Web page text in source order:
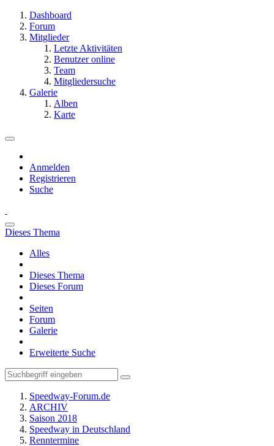
Dashboard
Forum
Mitglieder
Letzte Aktivitäten
Benutzer online
Team
Mitgliedersuche
Galerie
Alben
Karte
Anmelden
Registrieren
Suche
Dieses Thema
Alles
Dieses Thema
Dieses Forum
Seiten
Forum
Galerie
Erweiterte Suche
Speedway-Forum.de
ARCHIV
Saison 2018
Speedway in Deutschland
Renntermine